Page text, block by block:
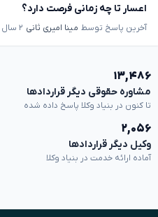
اعسار تا چه زمانی فرصت دارد؟
آخرین پاسخ توسط مینا امیری ثانی ۲ سال پیش
۱۳,۴۸۶
مشاوره حقوقی دیگر قراردادها
تا کنون در بنیاد وکلا پاسخ داده شده
۲,۰۵۶
وکیل دیگر قراردادها
آماده ارائه خدمت در بنیاد وکلا